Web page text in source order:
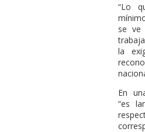
“Lo
se ve
la
En
“es